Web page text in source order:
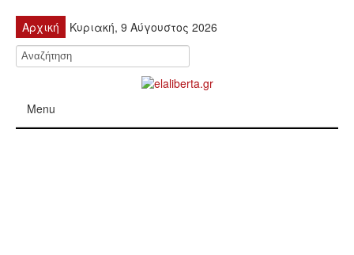
Αρχική Κυριακή, 9 Αύγουστος 2026
Menu